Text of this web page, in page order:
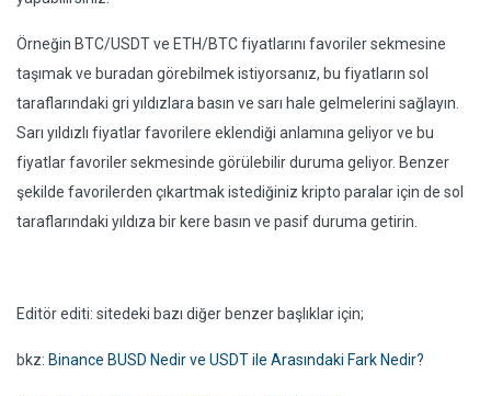
Örneğin BTC/USDT ve ETH/BTC fiyatlarını favoriler sekmesine
taşımak ve buradan görebilmek istiyorsanız, bu fiyatların sol
taraflarındaki gri yıldızlara basın ve sarı hale gelmelerini sağlayın.
Sarı yıldızlı fiyatlar favorilere eklendiği anlamına geliyor ve bu
fiyatlar favoriler sekmesinde görülebilir duruma geliyor. Benzer
şekilde favorilerden çıkartmak istediğiniz kripto paralar için de sol
taraflarındaki yıldıza bir kere basın ve pasif duruma getirin.
Editör editi: sitedeki bazı diğer benzer başlıklar için;
bkz: Binance BUSD Nedir ve USDT ile Arasındaki Fark Nedir?